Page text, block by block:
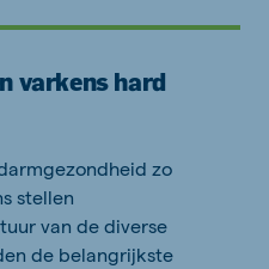
varkens hard
zo
stellen
van de diverse
de belangrijkste